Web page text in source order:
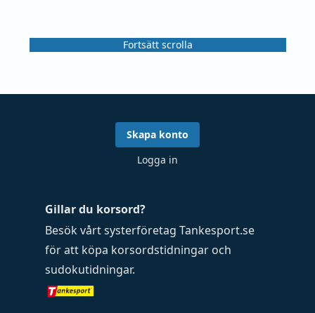
Fortsätt scrolla
Gillar du korsord?
Besök vårt systerföretag Tankesport.se
för att köpa korsordstidningar och
sudokutidningar.
Skapa konto
Logga in